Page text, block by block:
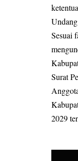
Sesuai
Surat
2029